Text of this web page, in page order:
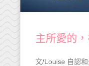
主所愛的
文/Louise 自認